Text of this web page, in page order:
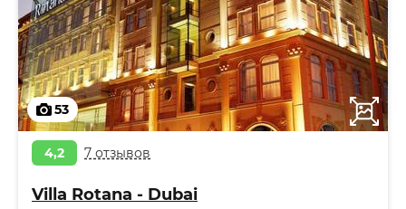
53
4,2 7 отзывов
Villa Rotana - Dubai